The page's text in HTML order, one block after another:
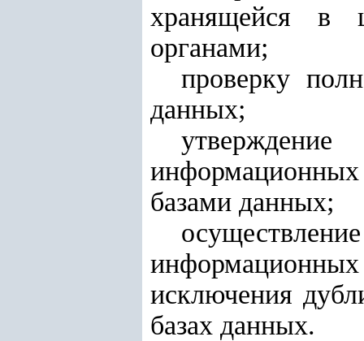
хранящейся в
органами;
проверку
данных;
информационных
базами данных;
исключения
базах данных.